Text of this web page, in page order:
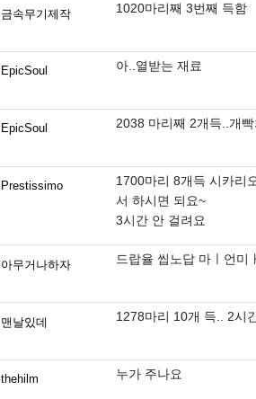
금속무기제작 1020마리째 3번째 득함
EpicSoul 아..열받는 재료
EpicSoul 2038 마리째 2개득..개
Prestissimo
1700마리 8개득 시카리
서 하시면 되요~
3시간 안 걸려요
아무거나하자 드랍율 씹노답 마ㅣ언미
맨날있데 1278마리 10개 득.. 2시
thehilm 누가 주나요